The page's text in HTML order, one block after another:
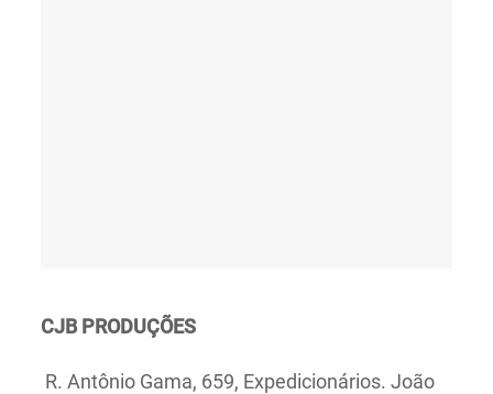
CJB PRODUÇÕES
R. Antônio Gama, 659, Expedicionários. João